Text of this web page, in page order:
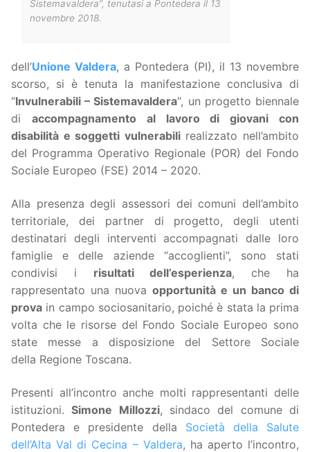
Sistemavaldera”, tenutasi a Pontedera il 13
novembre 2018.
dell’Unione Valdera, a Pontedera (PI), il 13 novembre
scorso, si è tenuta la manifestazione conclusiva di
“Invulnerabili – Sistemavaldera“, un progetto biennale
di accompagnamento al lavoro di giovani con
disabilità e soggetti vulnerabilirealizzato nell’ambito
del Programma Operativo Regionale (POR) del Fondo
Sociale Europeo (FSE) 2014 – 2020.
Alla presenza degli assessori dei comuni dell’ambito
territoriale, dei partner di progetto, degli utenti
destinatari degli interventi accompagnati dalle loro
famiglie e delle aziende “accoglienti”, sono stati
condivisi i risultati dell’esperienza, che ha
rappresentato una nuova opportunità e un banco di
prova in campo sociosanitario, poiché è stata la prima
volta che le risorse del Fondo Sociale Europeo sono
state messe a disposizione del Settore Sociale
della Regione Toscana.
Presenti all’incontro anche molti rappresentanti delle
istituzioni.Simone Millozzi, sindaco del comune di
Pontedera e presidente della Società della Salute
dell’Alta Val di Cecina – Valdera, ha aperto l’incontro,